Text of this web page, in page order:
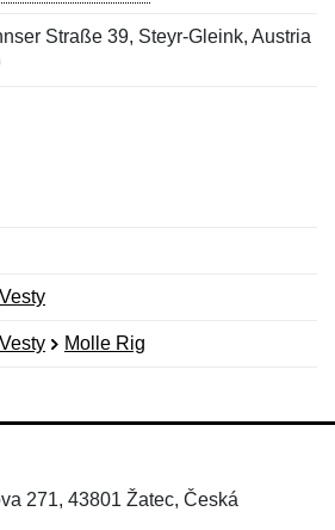
Straße 39, Steyr-Gleink, Austria
Vesty
Vesty Molle Rig
271, 43801 Žatec, Česká